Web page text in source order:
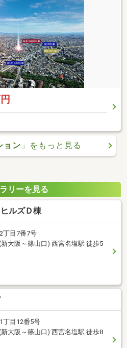
ョン 」をもっと見る
リーを見る
ルズＤ棟
丁目7番7号
大阪～篠山口) 西宮名塩駅 徒歩5
丁目12番5号
大阪～篠山口) 西宮名塩駅 徒歩8